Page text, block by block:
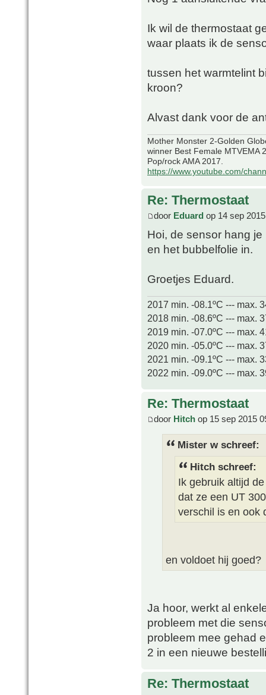
Ik wil de thermostaat
waar plaats ik de
tussen het warmtelint
kroon?
Alvast dank voor de
Mother Monster 2-Golden
winner Best Female MTVEMA
Pop/rock AMA 2017.
https://www.youtube.com/
Re: Thermostaat
door Eduard op 14 sep
Hoi, de sensor hang
en het bubbelfolie in.
Groetjes Eduard.
2017 min. -08.1ºC --- max.
2018 min. -08.6ºC --- max.
2019 min. -07.0ºC --- max.
2020 min. -05.0ºC --- max.
2021 min. -09.1ºC --- max.
2022 min. -09.0ºC --- max.
Re: Thermostaat
door Hitch op 15 sep 2015
Mister w schreef:
Hitch schreef:
Ik gebruik altijd
dat ze een UT
verschil is en ook
en voldoet hij goed?
Ja hoor, werkt al
probleem met die
probleem mee gehad
2 in een nieuwe
Re: Thermostaat